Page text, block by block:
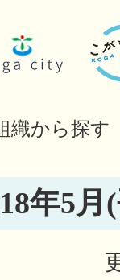
織から探す
年5月